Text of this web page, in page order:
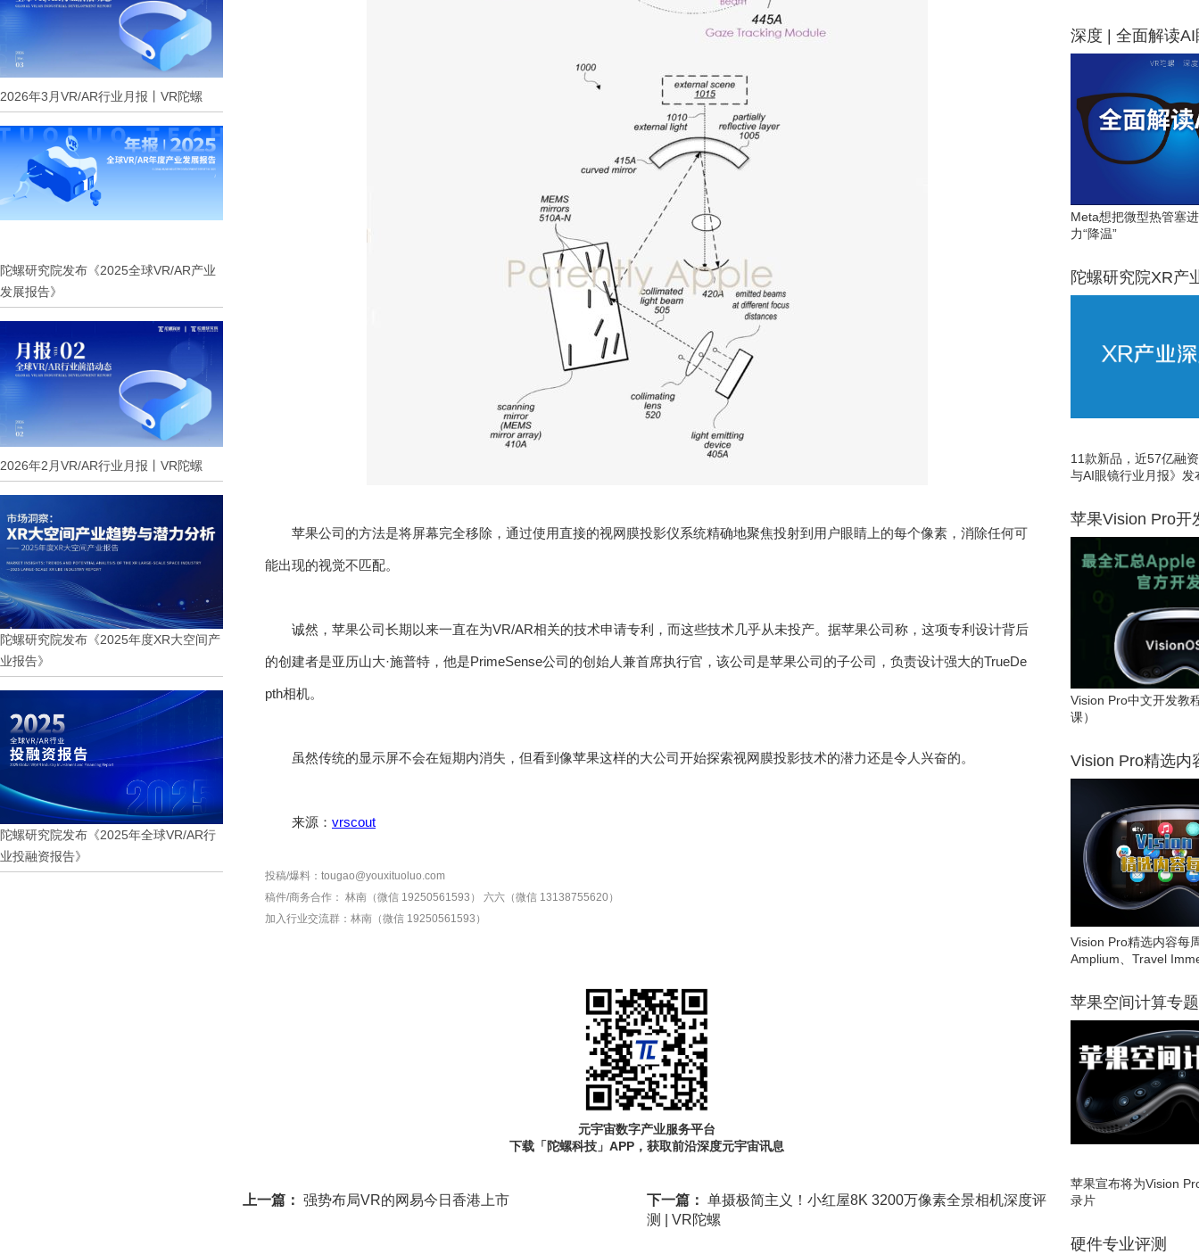
2026年3月VR/AR行业月报丨VR陀螺
陀螺研究院发布《2025全球VR/AR产业
发展报告》
2026年2月VR/AR行业月报丨VR陀螺
陀螺研究院发布《2025年度XR大空间产
业报告》
陀螺研究院发布《2025年全球VR/AR行
业投融资报告》
苹果公司的方法是将屏幕完全移除，通过使用直接的视网膜投影仪系统精确地聚焦投射到用户眼睛上的每个像素，消除任何可
能出现的视觉不匹配。
诚然，苹果公司长期以来一直在为VR/AR相关的技术申请专利，而这些技术几乎从未投产。据苹果公司称，这项专利设计背后
的创建者是亚历山大·施普特，他是PrimeSense公司的创始人兼首席执行官，该公司是苹果公司的子公司，负责设计强大的TrueDe
pth相机。
虽然传统的显示屏不会在短期内消失，但看到像苹果这样的大公司开始探索视网膜投影技术的潜力还是令人兴奋的。
来源： vrscout
投稿/爆料：tougao@youxituoluo.com
稿件/商务合作： 林南（微信 19250561593）
六六（微信 13138755620）
加入行业交流群： 林南（微信 19250561593）
元宇宙数字产业服务平台
下载「陀螺科技」APP，获取前沿深度元宇宙讯息
上一篇： 强势布局VR的网易今日香港上市 下一篇： 单摄极简主义！小红屋8K 3200万像素全景相机深度评
测 | VR陀螺
深度 | 全面解读AI
Meta想把微型热管塞
力“降温”
陀螺研究院XR产
11款新品，近57亿融
与AI眼镜行业月报》发
苹果Vision Pro开
Vision Pro中文开发教
课）
Vision Pro精选内
Vision Pro精选内容每
Amplium、Travel
苹果空间计算专题
苹果宣布将为Vision
录片
硬件专业评测